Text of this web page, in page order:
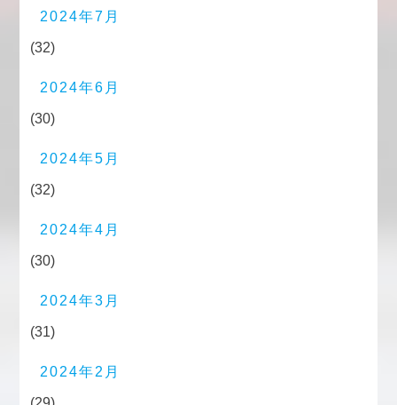
2024年7月
(32)
2024年6月
(30)
2024年5月
(32)
2024年4月
(30)
2024年3月
(31)
2024年2月